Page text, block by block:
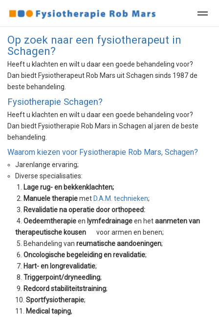
Welkom De praktijk Afspraak Contact, openingstijden,
Bellen E-mail Zoeken Locatie
Op zoek naar een fysiotherapeut in
Schagen?
Heeft u klachten en wilt u daar een goede behandeling voor?
Dan biedt Fysiotherapeut Rob Mars uit Schagen sinds 1987 de
beste behandeling.
Fysiotherapie Schagen?
Heeft u klachten en wilt u daar een goede behandeling voor?
Dan biedt Fysiotherapie Rob Mars in Schagen al jaren de beste
behandeling.
Waarom kiezen voor Fysiotherapie Rob Mars, Schagen?
Jarenlange ervaring;
Diverse specialisaties:
1. Lage rug- en bekkenklachten;
2. Manuele therapiemet D.A.M. technieken;
3. Revalidatie na operatie door orthopeed:
4. Oedeemtherapieen lymfedrainageen hetaanmeten van
therapeutische kousen voor armen en benen;
5. Behandeling van reumatische aandoeningen;
6. Oncologische begeleiding en revalidatie;
7. Hart- en longrevalidatie;
8. Triggerpoint/dryneedling;
9. Redcord stabiliteitstraining;
10. Sportfysiotherapie;
11. Medical taping,